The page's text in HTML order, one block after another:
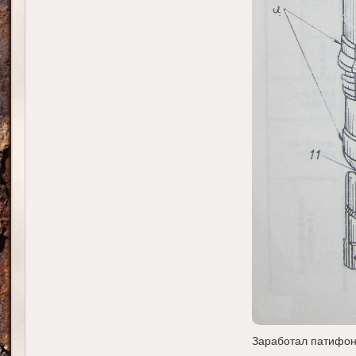
Заработал